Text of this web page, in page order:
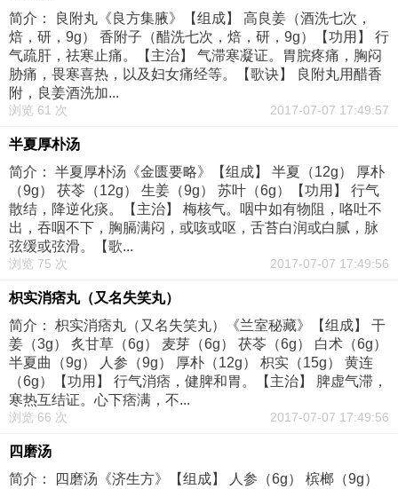
简介： 良附丸《良方集腋》【组成】 高良姜（酒洗七次，
焙，研，9g） 香附子（醋洗七次，焙，研，9g）【功用】 行
气疏肝，祛寒止痛。【主治】 气滞寒凝证。胃脘疼痛，胸闷
胁痛，畏寒喜热，以及妇女痛经等。【歌诀】 良附丸用醋香
附，良姜酒洗加...
浏览 61 次 2017-07-07 17:49:57
半夏厚朴汤
简介： 半夏厚朴汤《金匮要略》【组成】 半夏（12g） 厚朴
（9g） 茯苓（12g） 生姜（9g） 苏叶（6g）【功用】 行气
散结，降逆化痰。【主治】 梅核气。咽中如有物阻，咯吐不
出，吞咽不下，胸膈满闷，或咳或呕，舌苔白润或白腻，脉
弦缓或弦滑。【歌...
浏览 75 次 2017-07-07 17:49:56
枳实消痞丸（又名失笑丸）
简介： 枳实消痞丸（又名失笑丸）《兰室秘藏》【组成】 干
姜（3g） 炙甘草（6g） 麦芽（6g） 茯苓（6g） 白术（6g）
半夏曲（9g） 人参（9g） 厚朴（12g） 枳实（15g） 黄连
（6g）【功用】 行气消痞，健脾和胃。【主治】 脾虚气滞，
寒热互结证。心下痞满，不...
浏览 66 次 2017-07-07 17:49:56
四磨汤
简介： 四磨汤《济生方》【组成】 人参（6g） 槟榔（9g）